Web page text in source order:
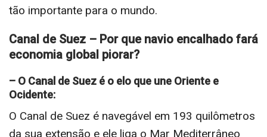
tão importante para o mundo.
Canal de Suez – Por que navio encalhado fará
economia global piorar?
– O Canal de Suez é o elo que une Oriente e
Ocidente:
O Canal de Suez é navegável em 193 quilômetros
da sua extensão e ele liga o Mar Mediterrâneo